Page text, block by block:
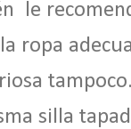
le
ropa
silla